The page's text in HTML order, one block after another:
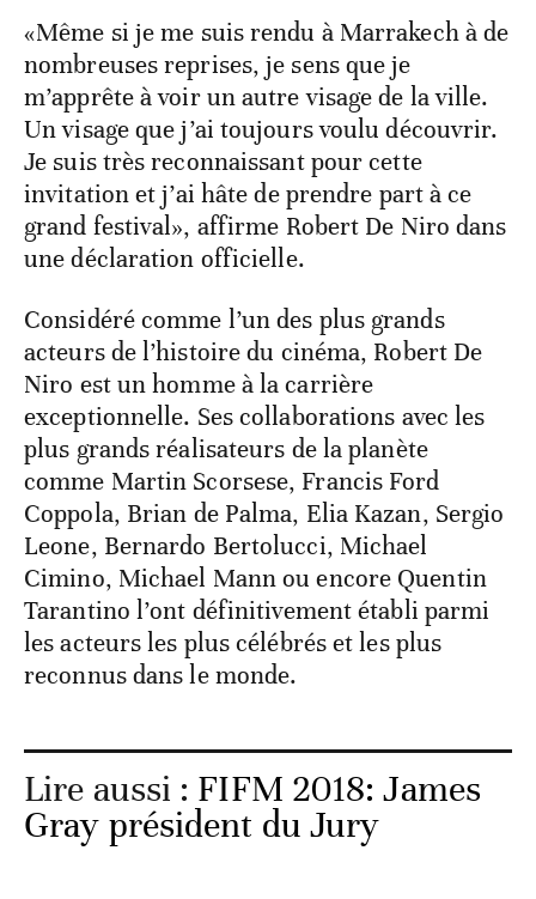
«Même si je me suis rendu à Marrakech à de
nombreuses reprises, je sens que je
m’apprête à voir un autre visage de la ville.
Un visage que j’ai toujours voulu découvrir.
Je suis très reconnaissant pour cette
invitation et j’ai hâte de prendre part à ce
grand festival», affirme Robert De Niro dans
une déclaration officielle.
Considéré comme l’un des plus grands
acteurs de l’histoire du cinéma, Robert De
Niro est un homme à la carrière
exceptionnelle. Ses collaborations avec les
plus grands réalisateurs de la planète
comme Martin Scorsese, Francis Ford
Coppola, Brian de Palma, Elia Kazan, Sergio
Leone, Bernardo Bertolucci, Michael
Cimino, Michael Mann ou encore Quentin
Tarantino l’ont définitivement établi parmi
les acteurs les plus célébrés et les plus
reconnus dans le monde.
Lire aussi : FIFM 2018: James
Gray président du Jury